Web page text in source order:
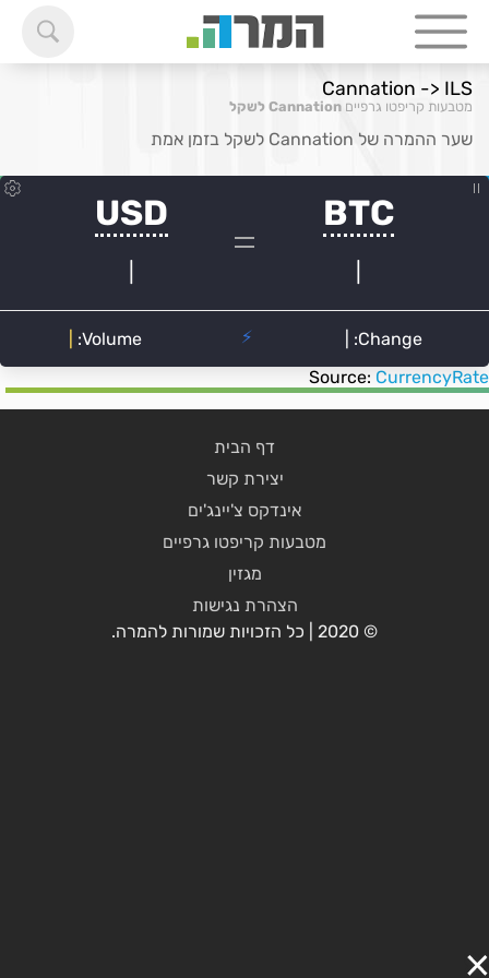
Cannation -> ILS
מטבעות קריפטו גרפיים Cannation לשקל
שער ההמרה של Cannation לשקל בזמן אמת
Source: CurrencyRate
דף הבית
יצירת קשר
אינדקס צ'יינג'ים
מטבעות קריפטו גרפיים
מגזין
הצהרת נגישות
© 2020 | כל הזכויות שמורות להמרה.